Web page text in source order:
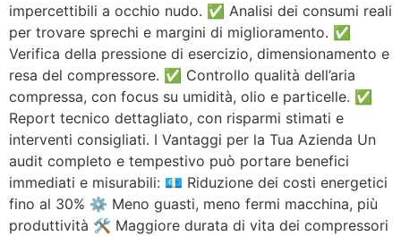
impercettibili a occhio nudo. ✅ Analisi dei consumi reali
per trovare sprechi e margini di miglioramento. ✅
Verifica della pressione di esercizio, dimensionamento e
resa del compressore. ✅ Controllo qualità dell’aria
compressa, con focus su umidità, olio e particelle. ✅
Report tecnico dettagliato, con risparmi stimati e
interventi consigliati. I Vantaggi per la Tua Azienda Un
audit completo e tempestivo può portare benefici
immediati e misurabili: 💶 Riduzione dei costi energetici
fino al 30% ⚙️ Meno guasti, meno fermi macchina, più
produttività 🛠️ Maggiore durata di vita dei compressori